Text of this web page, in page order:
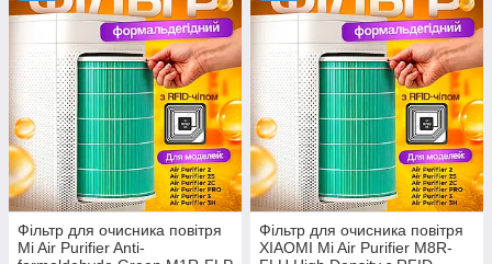
Фільтр для очисника повітря
Mi Air Purifier Anti-
Фільтр для очисника повітря
XIAOMI Mi Air Purifier M8R-